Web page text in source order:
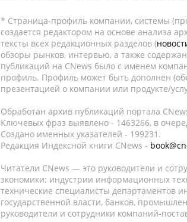
* Страница-профиль компании, системы
создается редактором на основе анализа
тексты всех редакционных разделов (
обзоры рынков, интервью, а также
публикаций на CNews было с именем
профиль. Профиль может быть дополнен
презентацией о компании или продукте/
Обработан архив публикаций портала
Ключевых фраз выявлено - 1463266, в
Создано именных указателей - 199231.
Редакция Индексной книги CNews -
Читатели CNews — это руководители и
экономики: индустрии информационных
технические специалисты департаментов
государственной власти, банков,
руководители и сотрудники компаний-